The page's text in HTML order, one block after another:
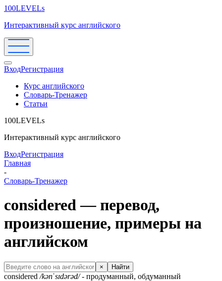
100LEVELs
Интерактивный курс английского
ВходРегистрация
Курс английского
Словарь-Тренажер
Статьи
100LEVELs
Интерактивный курс английского
ВходРегистрация
Главная
-
Словарь-Тренажер
considered — перевод,
произношение, примеры на
английском
× Найти
considered /kənˈsɪdərəd/- продуманный, обдуманный